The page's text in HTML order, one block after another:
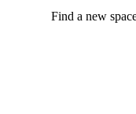
Find a new